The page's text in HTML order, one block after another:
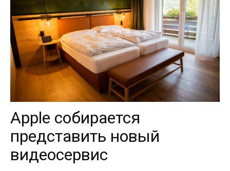
Apple собирается
представить новый
видеосервис